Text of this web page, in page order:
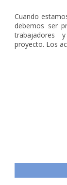
Cuando
debemos ser
trabajadores
proyecto. Los